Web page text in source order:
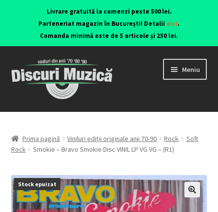
Livrare gratuită la comenzi peste 500 lei.
Parteneriat magazin în București! Detalii aici.
Comanda minimă este de 5 articole și 250 lei.
Meniu
Viniluri ediții originale anii 70-90
CD-uri originale
Prima pagină Viniluri ediții originale anii 70-90 Rock
Soft
Rock
Smokie – Bravo Smokie Disc VINIL LP VG VG – (R1)
Stock epuizat